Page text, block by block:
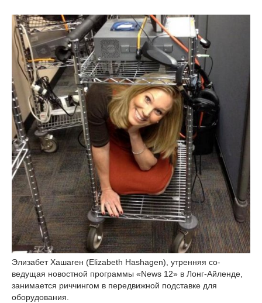
Элизабет Хашаген (Elizabeth Hashagen), утренняя со-
ведущая новостной программы «News 12» в Лонг-Айленде,
занимается риччингом в передвижной подставке для
оборудования.